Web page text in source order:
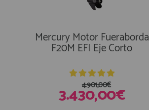
Mercury Motor Fueraborda
F20M EFI Eje Corto
3.430,00€
4.901,00€